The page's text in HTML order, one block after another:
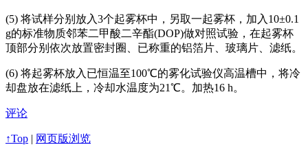
(5) 将试样分别放入3个起雾杯中，另取一起雾杯，加入10±0.1
g的标准物质邻苯二甲酸二辛酯(DOP)做对照试验，在起雾杯
顶部分别依次放置密封圈、已称重的铝箔片、玻璃片、滤纸。
(6) 将起雾杯放入已恒温至100℃的雾化试验仪高温槽中，将冷
却盘放在滤纸上，冷却水温度为21℃。加热16 h。
评论
↑Top | 网页版浏览